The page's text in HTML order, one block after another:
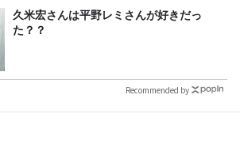
久米宏さんは平野レミさんが好きだっ
た？？
Recommended by